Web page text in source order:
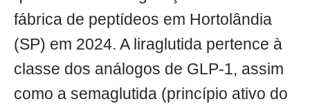
fábrica de peptídeos em Hortolândia
(SP) em 2024. A liraglutida pertence à
classe dos análogos de GLP-1, assim
como a semaglutida (princípio ativo do